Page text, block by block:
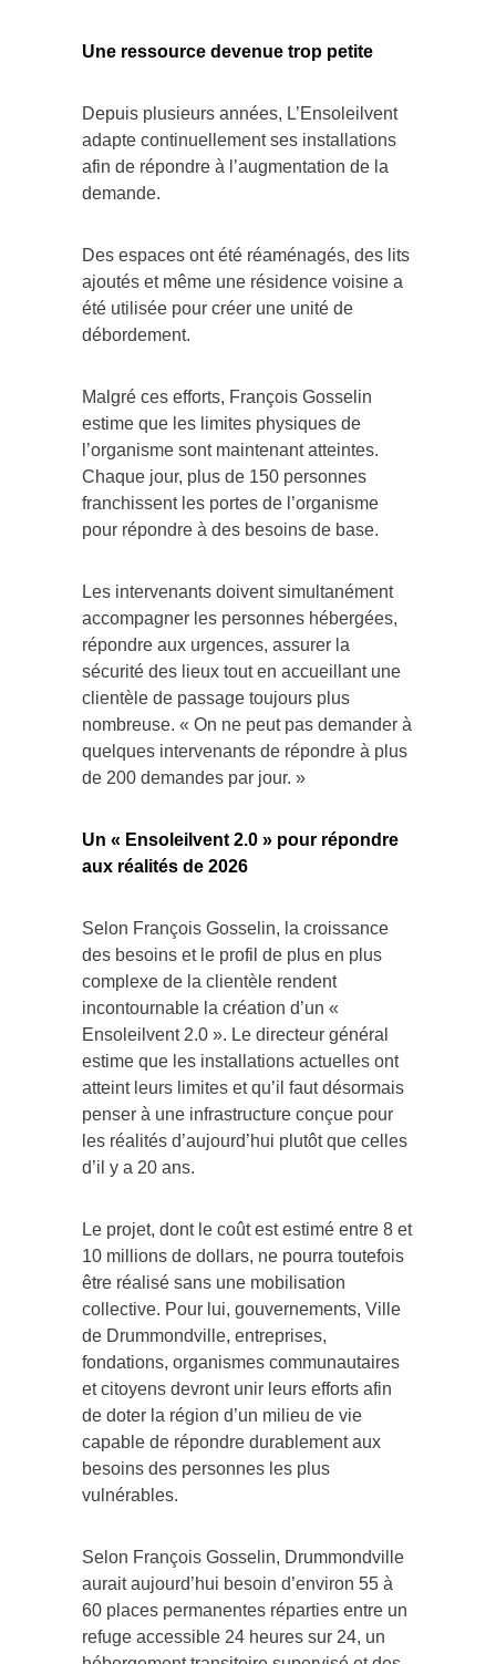
Une ressource devenue trop petite
Depuis plusieurs années, L’Ensoleilvent
adapte continuellement ses installations
afin de répondre à l’augmentation de la
demande.
Des espaces ont été réaménagés, des lits
ajoutés et même une résidence voisine a
été utilisée pour créer une unité de
débordement.
Malgré ces efforts, François Gosselin
estime que les limites physiques de
l’organisme sont maintenant atteintes.
Chaque jour, plus de 150 personnes
franchissent les portes de l’organisme
pour répondre à des besoins de base.
Les intervenants doivent simultanément
accompagner les personnes hébergées,
répondre aux urgences, assurer la
sécurité des lieux tout en accueillant une
clientèle de passage toujours plus
nombreuse. « On ne peut pas demander à
quelques intervenants de répondre à plus
de 200 demandes par jour. »
Un « Ensoleilvent 2.0 » pour répondre
aux réalités de 2026
Selon François Gosselin, la croissance
des besoins et le profil de plus en plus
complexe de la clientèle rendent
incontournable la création d’un «
Ensoleilvent 2.0 ». Le directeur général
estime que les installations actuelles ont
atteint leurs limites et qu’il faut désormais
penser à une infrastructure conçue pour
les réalités d’aujourd’hui plutôt que celles
d’il y a 20 ans.
Le projet, dont le coût est estimé entre 8 et
10 millions de dollars, ne pourra toutefois
être réalisé sans une mobilisation
collective. Pour lui, gouvernements, Ville
de Drummondville, entreprises,
fondations, organismes communautaires
et citoyens devront unir leurs efforts afin
de doter la région d’un milieu de vie
capable de répondre durablement aux
besoins des personnes les plus
vulnérables.
Selon François Gosselin, Drummondville
aurait aujourd’hui besoin d’environ 55 à
60 places permanentes réparties entre un
refuge accessible 24 heures sur 24, un